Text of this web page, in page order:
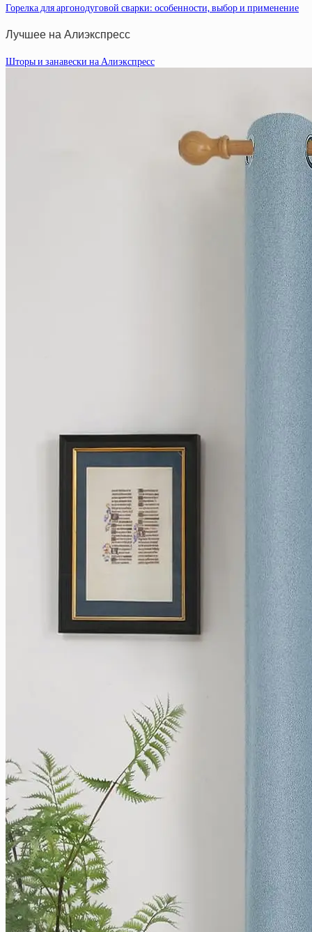
Горелка для аргонодуговой сварки: особенности, выбор и применение
Лучшее на Алиэкспресс
Шторы и занавески на Алиэкспресс